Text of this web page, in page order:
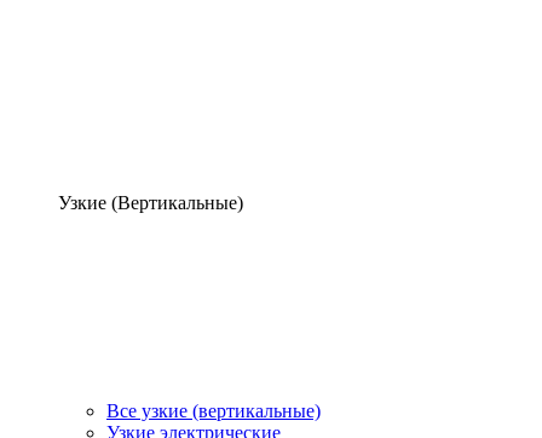
Узкие (Вертикальные)
Все узкие (вертикальные)
Узкие электрические